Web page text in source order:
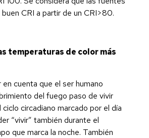
CRI a partir de un CRI>80.
temperaturas de color más
cuenta que el ser humano
del fuego paso de vivir
circadiano marcado por el día
“vivir” también durante el
que marca la noche. También